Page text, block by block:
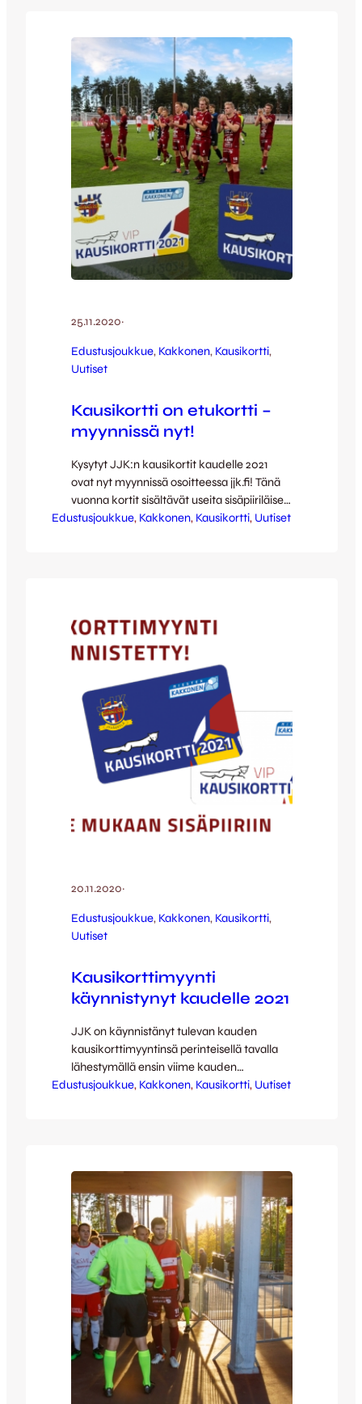
käyvät Paytrailin tarjoamien normaalien
verkkomaksuvaihtoehtojen lisäksi
myös SmartumPay, ePassi sekä Eazybreak.
Mikäli haluat maksaa mielummin
korttisi Edenredin mobiilimaksulla,
laitathan silloin viestiä sanna.kahila(at)jjk.fi.
Smartumin paperisilla kulttuuri -ja
liikuntaseteleillä sekä Virike-seteleillä voit
maksaa JJK:n toimistolla vielä
maanantaina…
25.11.2020·
Edustusjoukkue, Kakkonen, Kausikortti
Uutiset
Kausikortti on etukortti –
myynnissä nyt!
Kysytyt JJK:n kausikortit kaudelle 2021
ovat nyt myynnissä osoitteessa jjk.fi! Tänä
vuonna kortit sisältävät useita sisäpiiriläisen
etuja ja saapuvat painosta jo joulukuussa,
on tuttuun tapaan etuosto-oikeus omaan
paikkaansa. Kauden 2020 kausikorttilaisille
on…
Edustusjoukkue, Kakkonen, Kausikortti, Uutiset
20.11.2020·
Edustusjoukkue, Kakkonen, Kausikortti
Uutiset
Kausikorttimyynti
käynnistynyt kaudelle 2021
JJK on käynnistänyt tulevan kauden
kausikorttimyyntinsä perinteisellä tavalla
lähestymällä ensin viime kauden
kausikorttilaisiaan, sillä heillä on tuttuun
Kausikorttilaisena olet arvokas
kettuperheen jäsen ja kuulut meidän
sisäpiiriimme. Tämä tulee jatkossa myös
näkymään konkreettisesti eri tavoin.
Kausikorttia näyttämällä saat etuja…
Edustusjoukkue, Kakkonen, Kausikortti, Uutiset